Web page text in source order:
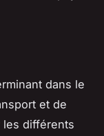
dans le
et de
les différents